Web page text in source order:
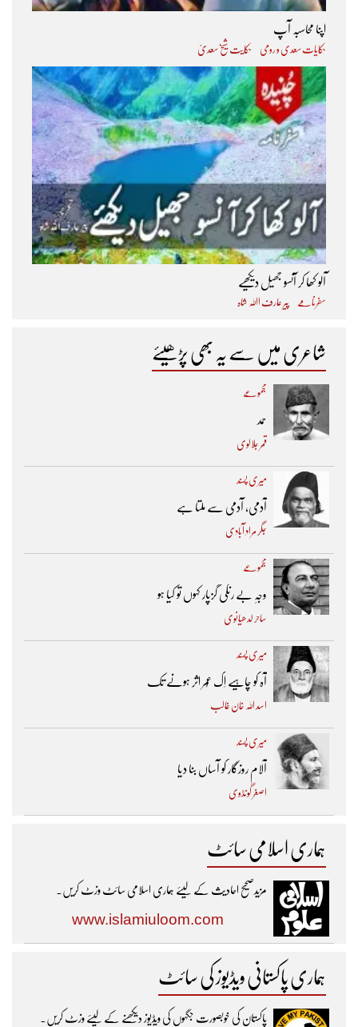
اپنا محاسبہ آپ
حکایات سعدی و رومی حکایت شیخ سعدیؒ
آلو کھا کر آنسو جھیل دیکھیے
سفرنامے پیر عارف اﷲ شاہ
شاعری میں سے یہ بھی پڑھیئے
مجموعے
حمد
قمر جلالوی
میری پسند
آدمی، آدمی سے ملتا ہے
جگر مراد آبادی
مجموعے
وجہِ بے رنگی گزپار کہوں تو کیا ہو
ساحر لدھیانوی
میری پسند
آہ کو چاہیے اِک عُمر اثر ہونے تک ​
اسد اللہ خان غالب
میری پسند
آلام روزگار کو آساں بنا دیا
اصغر گونڈوی
ہماری اسلامی سائٹ
مزیدصحیح احادیث کے لیئے ہماری اسلامی سائٹ وزٹ کریں۔
www.islamiuloom.com
ہماری پاکستانی ویڈیوز کی سائٹ
پاکستان کی خوبصورت جگہوں کی ویڈیوز دیکھنے کے لیئے وزٹ کریں۔